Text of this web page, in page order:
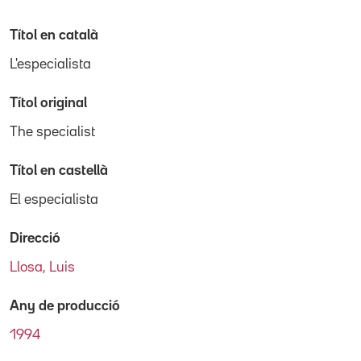
Títol en català
L'especialista
Títol original
The specialist
Títol en castellà
El especialista
Direcció
Llosa, Luis
Any de producció
1994